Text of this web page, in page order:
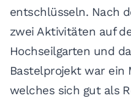
entschlüsseln. Nach
zwei Aktivitäten auf
Hochseilgarten und
Bastelprojekt war ein
welches sich gut als